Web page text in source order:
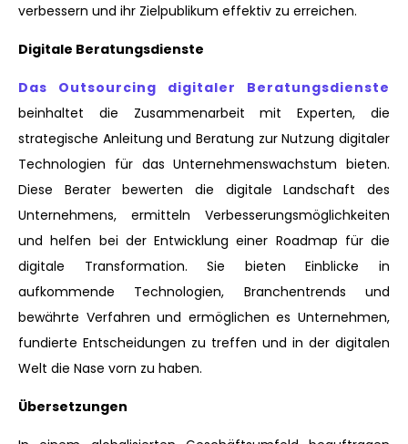
verbessern und ihr Zielpublikum effektiv zu erreichen.
Digitale Beratungsdienste
Das Outsourcing digitaler Beratungsdienste
beinhaltet die Zusammenarbeit mit Experten, die
strategische Anleitung und Beratung zur Nutzung digitaler
Technologien für das Unternehmenswachstum bieten.
Diese Berater bewerten die digitale Landschaft des
Unternehmens, ermitteln Verbesserungsmöglichkeiten
und helfen bei der Entwicklung einer Roadmap für die
digitale Transformation. Sie bieten Einblicke in
aufkommende Technologien, Branchentrends und
bewährte Verfahren und ermöglichen es Unternehmen,
fundierte Entscheidungen zu treffen und in der digitalen
Welt die Nase vorn zu haben.
Übersetzungen